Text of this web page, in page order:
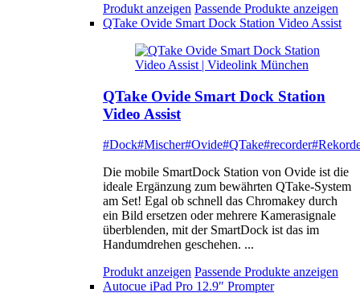
Produkt anzeigen Passende Produkte anzeigen
QTake Ovide Smart Dock Station Video Assist
QTake Ovide Smart Dock Station
Video Assist
#Dock#Mischer#Ovide#QTake#recorder
Die mobile SmartDock Station von Ovide ist die
ideale Ergänzung zum bewährten QTake-System
am Set! Egal ob schnell das Chromakey durch
ein Bild ersetzen oder mehrere Kamerasignale
überblenden, mit der SmartDock ist das im
Handumdrehen geschehen. ...
Produkt anzeigen Passende Produkte anzeigen
Autocue iPad Pro 12.9″ Prompter